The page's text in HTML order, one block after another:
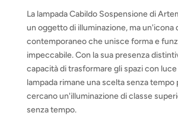
La lampada Cabildo Sospensione di
un oggetto di illuminazione, ma un'icona
contemporaneo che unisce forma e
impeccabile. Con la sua presenza
capacità di trasformare gli spazi con
lampada rimane una scelta senza
cercano un'illuminazione di classe
senza tempo.